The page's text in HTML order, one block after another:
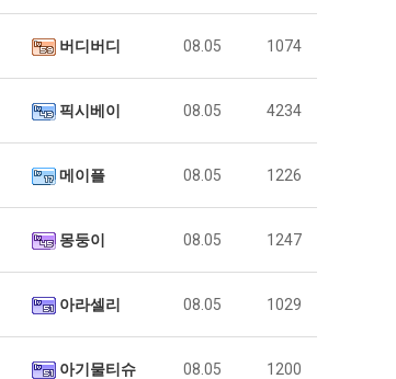
버디버디 08.05 1074
픽시베이 08.05 4234
메이플 08.05 1226
몽둥이 08.05 1247
아라셀리 08.05 1029
아기물티슈 08.05 1200